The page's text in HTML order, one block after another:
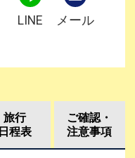
LINE メール
旅行
日程表
ご確認・
注意事項